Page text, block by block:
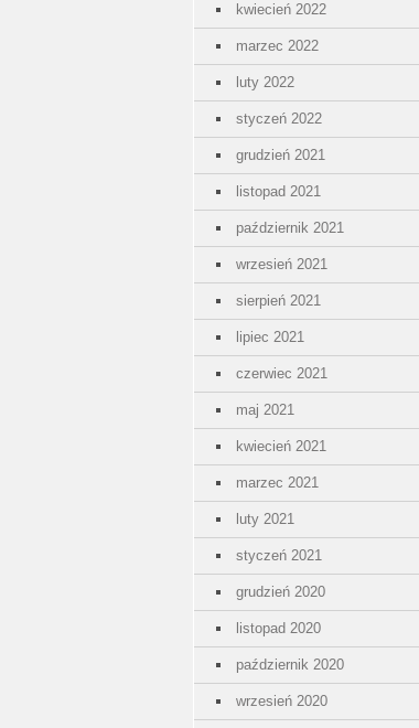
kwiecień 2022
marzec 2022
luty 2022
styczeń 2022
grudzień 2021
listopad 2021
październik 2021
wrzesień 2021
sierpień 2021
lipiec 2021
czerwiec 2021
maj 2021
kwiecień 2021
marzec 2021
luty 2021
styczeń 2021
grudzień 2020
listopad 2020
październik 2020
wrzesień 2020